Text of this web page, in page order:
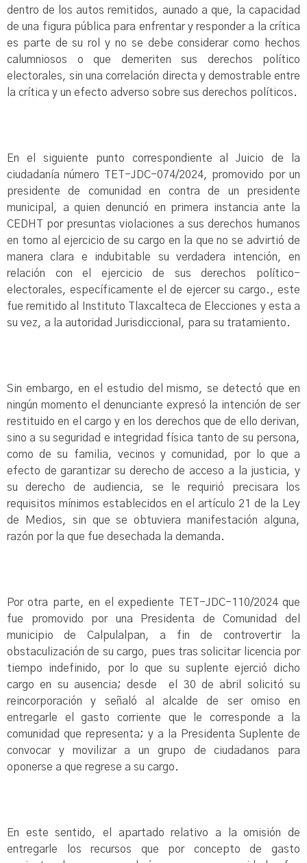
dentro de los autos remitidos, aunado a que, la capacidad
de una figura pública para enfrentar y responder a la crítica
es parte de su rol y no se debe considerar como hechos
calumniosos o que demeriten sus derechos político
electorales, sin una correlación directa y demostrable entre
la crítica y un efecto adverso sobre sus derechos políticos.
En el siguiente punto correspondiente al Juicio de la
ciudadanía número TET-JDC-074/2024, promovido por un
presidente de comunidad en contra de un presidente
municipal, a quien denunció en primera instancia ante la
CEDHT por presuntas violaciones a sus derechos humanos
en torno al ejercicio de su cargo en la que no se advirtió de
manera clara e indubitable su verdadera intención, en
relación con el ejercicio de sus derechos político-
electorales, específicamente el de ejercer su cargo., este
fue remitido al Instituto Tlaxcalteca de Elecciones y esta a
su vez, a la autoridad Jurisdiccional, para su tratamiento.
Sin embargo, en el estudio del mismo, se detectó que en
ningún momento el denunciante expresó la intención de ser
restituido en el cargo y en los derechos que de ello derivan,
sino a su seguridad e integridad física tanto de su persona,
como de su familia, vecinos y comunidad, por lo que a
efecto de garantizar su derecho de acceso a la justicia, y
su derecho de audiencia, se le requirió precisara los
requisitos mínimos establecidos en el artículo 21 de la Ley
de Medios, sin que se obtuviera manifestación alguna,
razón por la que fue desechada la demanda.
Por otra parte, en el expediente TET-JDC-110/2024 que
fue promovido por una Presidenta de Comunidad del
municipio de Calpulalpan, a fin de controvertir la
obstaculización de su cargo, pues tras solicitar licencia por
tiempo indefinido, por lo que su suplente ejerció dicho
cargo en su ausencia; desde el 30 de abril solicitó su
reincorporación y señaló al alcalde de ser omiso en
entregarle el gasto corriente que le corresponde a la
comunidad que representa; y a la Presidenta Suplente de
convocar y movilizar a un grupo de ciudadanos para
oponerse a que regrese a su cargo.
En este sentido, el apartado relativo a la omisión de
entregarle los recursos que por concepto de gasto